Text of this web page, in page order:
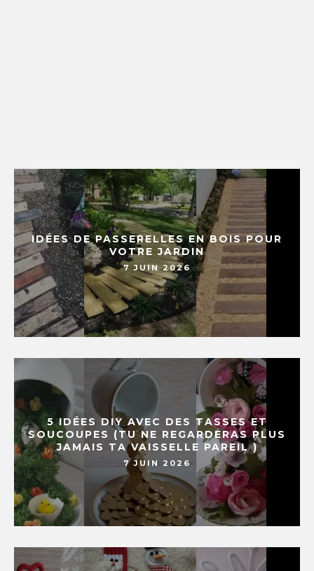
IDÉES DE PASSERELLES EN BOIS POUR
VOTRE JARDIN
7 JUIN 2026
5 IDÉES DIY AVEC DES TASSES ET
SOUCOUPES (TU NE REGARDERAS PLUS
JAMAIS TA VAISSELLE PAREIL )
7 JUIN 2026